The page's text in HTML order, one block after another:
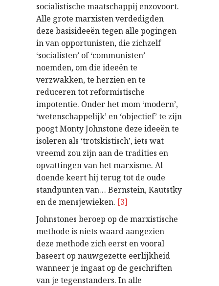
socialistische maatschappij enzovoort.
Alle grote marxisten verdedigden
deze basisideeën tegen alle pogingen
in van opportunisten, die zichzelf
‘socialisten’ of ‘communisten’
noemden, om die ideeën te
verzwakken, te herzien en te
reduceren tot reformistische
impotentie. Onder het mom ‘modern’,
‘wetenschappelijk’ en ‘objectief’ te zijn
poogt Monty Johnstone deze ideeën te
isoleren als ‘trotskistisch’, iets wat
vreemd zou zijn aan de tradities en
opvattingen van het marxisme. Al
doende keert hij terug tot de oude
standpunten van… Bernstein, Kautstky
en de mensjewieken. [3]
Johnstones beroep op de marxistische
methode is niets waard aangezien
deze methode zich eerst en vooral
baseert op nauwgezette eerlijkheid
wanneer je ingaat op de geschriften
van je tegenstanders. In alle